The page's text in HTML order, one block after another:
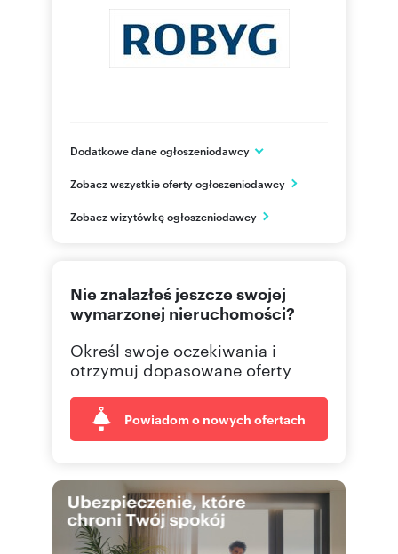
Dodatkowe dane ogłoszeniodawcy
Al. Rzeczypospolitej 1
mazowieckie
(22) 4 Pokaż fax
Zobacz wszystkie oferty ogłoszeniodawcy
Zobacz wizytówkę ogłoszeniodawcy
Nie znalazłeś jeszcze swojej
wymarzonej nieruchomości?
Określ swoje oczekiwania i
otrzymuj dopasowane oferty
Powiadom o nowych ofertach